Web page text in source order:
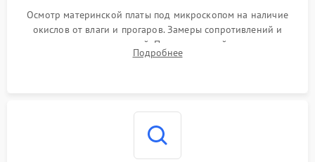
Осмотр материнской платы под микроскопом на наличие
окислов от влаги и прогаров. Замеры сопротивлений и
дежурных напряжений. Проверка цепей питания,
мультиконтроллера, процессора и видеочипа.
Подробнее